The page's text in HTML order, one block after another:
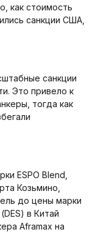
как стоимость
санкции США,
санкции
Это привело к
тогда как
ESPO Blend,
Козьмино,
до цены марки
в Китай
Aframax на